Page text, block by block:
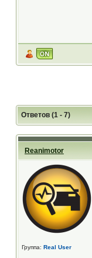
Ответов (1 - 7)
Reanimotor
Группа: Real User